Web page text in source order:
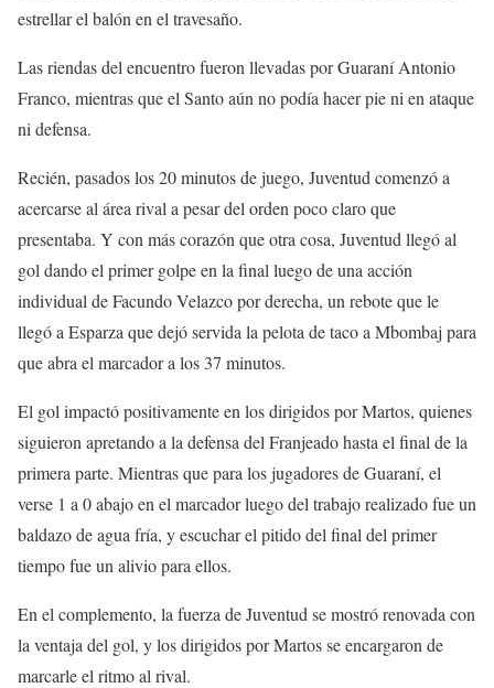
estrellar el balón en el travesaño.
Las riendas del encuentro fueron llevadas por Guaraní Antonio
Franco, mientras que el Santo aún no podía hacer pie ni en ataque
ni defensa.
Recién, pasados los 20 minutos de juego, Juventud comenzó a
acercarse al área rival a pesar del orden poco claro que
presentaba. Y con más corazón que otra cosa, Juventud llegó al
gol dando el primer golpe en la final luego de una acción
individual de Facundo Velazco por derecha, un rebote que le
llegó a Esparza que dejó servida la pelota de taco a Mbombaj para
que abra el marcador a los 37 minutos.
El gol impactó positivamente en los dirigidos por Martos, quienes
siguieron apretando a la defensa del Franjeado hasta el final de la
primera parte. Mientras que para los jugadores de Guaraní, el
verse 1 a 0 abajo en el marcador luego del trabajo realizado fue un
baldazo de agua fría, y escuchar el pitido del final del primer
tiempo fue un alivio para ellos.
En el complemento, la fuerza de Juventud se mostró renovada con
la ventaja del gol, y los dirigidos por Martos se encargaron de
marcarle el ritmo al rival.